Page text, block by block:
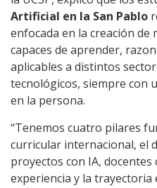
Artificial en la San Pablo
enfocada en la creación
capaces de aprender,
aplicables a distintos
tecnológicos, siempre con
en la persona.
“Tenemos cuatro pilares
curricular internacional, el
proyectos con IA, docentes
experiencia y la